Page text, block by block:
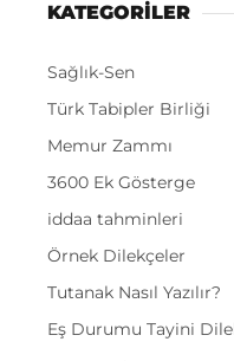
KATEGORİLER
Sağlık-Sen
Türk Tabipler Birliği
Memur Zammı
3600 Ek Gösterge
iddaa tahminleri
Örnek Dilekçeler
Tutanak Nasıl Yazılır?
Eş Durumu Tayini